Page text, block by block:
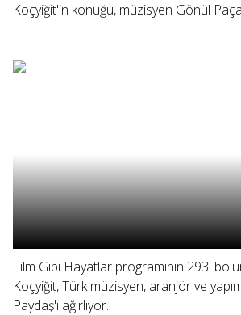
Koçyiğit'in konuğu, müzisyen Gönül
Film Gibi Hayatlar programının 293.
Koçyiğit, Türk müzisyen, aranjör ve
Paydaş'ı ağırlıyor.